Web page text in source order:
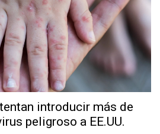
introducir más de
peligroso a EE.UU.